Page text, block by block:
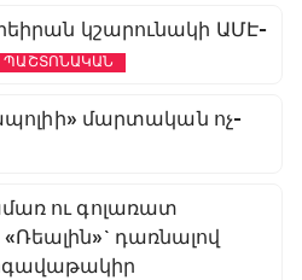
կշարունակի ԱՄԷ-
ՊԱՇՏՈՆԱԿԱՆ
մարտական ոչ-
ու գոլառատ
դառնալով